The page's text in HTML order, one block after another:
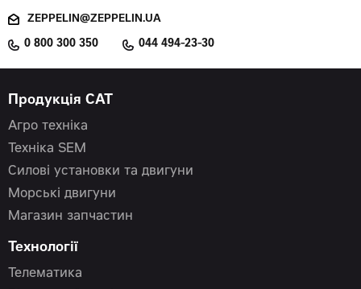
ZEPPELIN@ZEPPELIN.UA
0 800 300 350 044 494-23-30
Продукція CAT
Агро техніка
Техніка SEM
Силові установки та двигуни
Морські двигуни
Магазин запчастин
Технології
Телематика